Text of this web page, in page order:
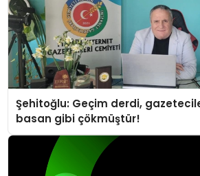
Şehitoğlu: Geçim derdi,
basan gibi çökmüştür!